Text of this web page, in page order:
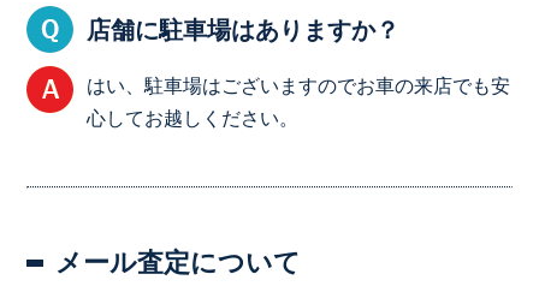
店舗に駐車場はありますか？
はい、駐車場はございますのでお車の来店でも安
心してお越しください。
メール査定について